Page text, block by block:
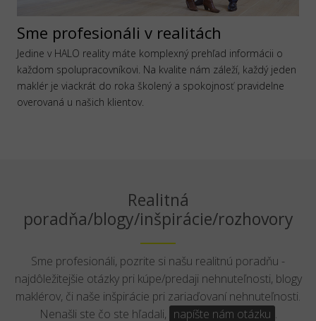
Sme profesionáli v realitách
Jedine v HALO reality máte komplexný prehľad informácii o
každom spolupracovníkovi. Na kvalite nám záleží, každý jeden
maklér je viackrát do roka školený a spokojnosť pravidelne
overovaná u našich klientov.
Realitná
poradňa/blogy/inšpirácie/rozhovory
Sme profesionáli, pozrite si našu realitnú poradňu -
najdôležitejšie otázky pri kúpe/predaji nehnuteľnosti, blogy
maklérov, či naše inšpirácie pri zariaďovaní nehnuteľnosti.
Nenašli ste čo ste hľadali, napíšte nám otázku .